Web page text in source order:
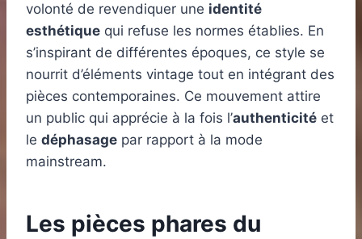
volonté de revendiquer une identité
esthétique qui refuse les normes établies. En
s’inspirant de différentes époques, ce style se
nourrit d’éléments vintage tout en intégrant des
pièces contemporaines. Ce mouvement attire
un public qui apprécie à la fois l’authenticité et
le déphasage par rapport à la mode
mainstream.
Les pièces phares du